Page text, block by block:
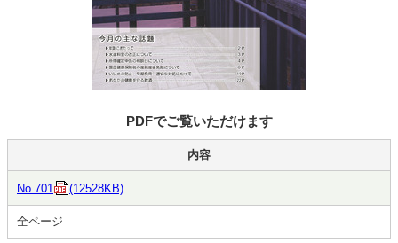
PDFでご覧いただけます
内容
No.701 (12528KB)
全ページ